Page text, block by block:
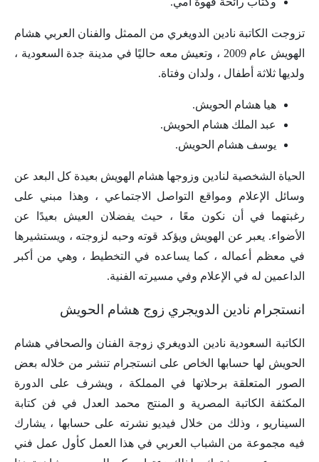
تزوجت الكاتبة نادين الدويغري من الممثل والفنان العربي هشام
الهويش عام 2009 ، وتعيش معه حاليًا في مدينة جدة السعودية ،
ولديها ثلاثة أطفال ، ولدان وفتاة.
هيا هشام الحويش.
عبد الملك هشام الحويش.
يوسف هشام الحويش.
الحياة الشخصية لنادين وزوجها هشام الهويش بعيدة كل البعد عن
وسائل الإعلام ومواقع التواصل الاجتماعي ، وهذا مبني على
رغبتهما في أن نكون معًا ، حيث يفضلان العيش بعيدًا عن
الأضواء. يعبر عن الهويش ويؤكد قوته وحبه لزوجته ، ويستشيرها
في معظم أعماله ، كما يساعده في التخطيط ، وهي من أكبر
الداعمين له في الإعلام وفي مسيرته الفنية.
انستجرام نادين الدويجري زوج هشام الحويش
الكاتبة السعودية نادين الدويغري زوجة الفنان والصحافي هشام
الحويش لها حسابها الخاص على انستجرام تنشر من خلاله بعض
الصور المتعلقة برحلاتها في المملكة ، ويشرف على الدورة
المكثفة الكاتبة المصرية و المنتج محمد العدل في فن كتابة
السيناريو ، وذلك من خلال فيديو نشرته على حسابها ، يشارك
فيه مجموعة من الشباب العربي في هذا العمل كأول عمل فني